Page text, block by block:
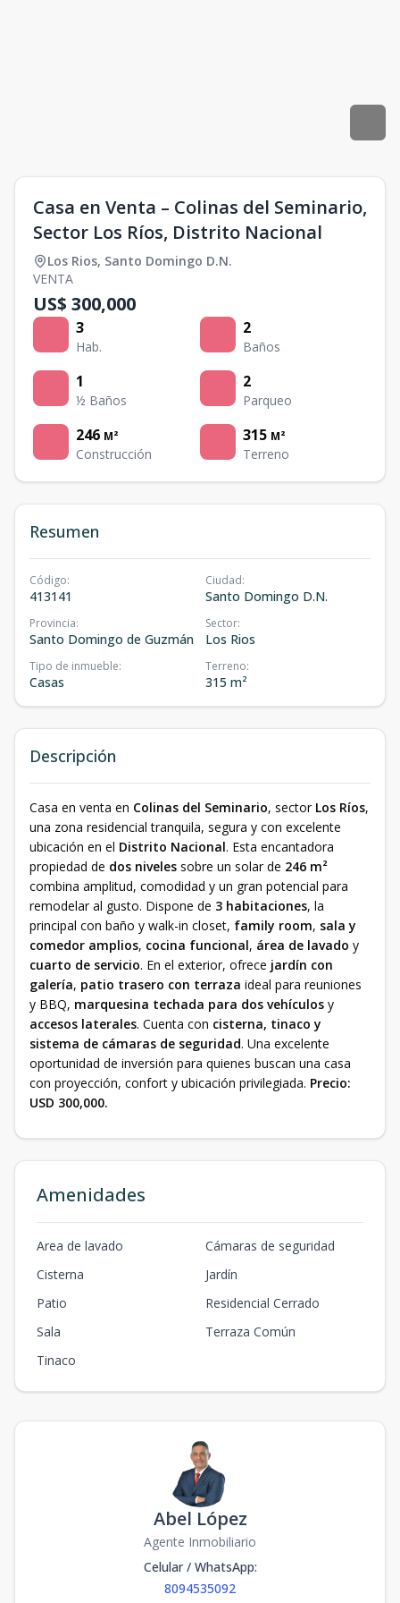
Casa en Venta – Colinas del Seminario,
Sector Los Ríos, Distrito Nacional
Los Rios, Santo Domingo D.N.
VENTA
US$ 300,000
3
Hab.
2
Baños
1
½ Baños
2
Parqueo
246 M²
Construcción
315 M²
Terreno
Resumen
Código:
413141
Ciudad:
Santo Domingo D.N.
Provincia:
Santo Domingo de Guzmán
Sector:
Los Rios
Tipo de inmueble:
Casas
Terreno:
315 m²
Descripción
Casa en venta en Colinas del Seminario, sector Los Ríos,
una zona residencial tranquila, segura y con excelente
ubicación en el Distrito Nacional. Esta encantadora
propiedad de dos niveles sobre un solar de 246 m²
combina amplitud, comodidad y un gran potencial para
remodelar al gusto. Dispone de 3 habitaciones, la
principal con baño y walk-in closet, family room, sala y
comedor amplios, cocina funcional, área de lavado y
cuarto de servicio. En el exterior, ofrece jardín con
galería, patio trasero con terraza ideal para reuniones
y BBQ, marquesina techada para dos vehículos y
accesos laterales. Cuenta con cisterna, tinaco y
sistema de cámaras de seguridad. Una excelente
oportunidad de inversión para quienes buscan una casa
con proyección, confort y ubicación privilegiada. Precio:
USD 300,000.
Amenidades
Area de lavado
Cámaras de seguridad
Cisterna
Jardín
Patio
Residencial Cerrado
Sala
Terraza Común
Tinaco
Abel López
Agente Inmobiliario
Celular / WhatsApp:
8094535092